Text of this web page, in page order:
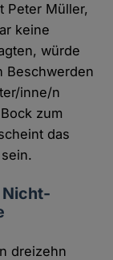
Peter Müller,
keine
würde
Beschwerden
inne/n
zum
das
Nicht-
dreizehn